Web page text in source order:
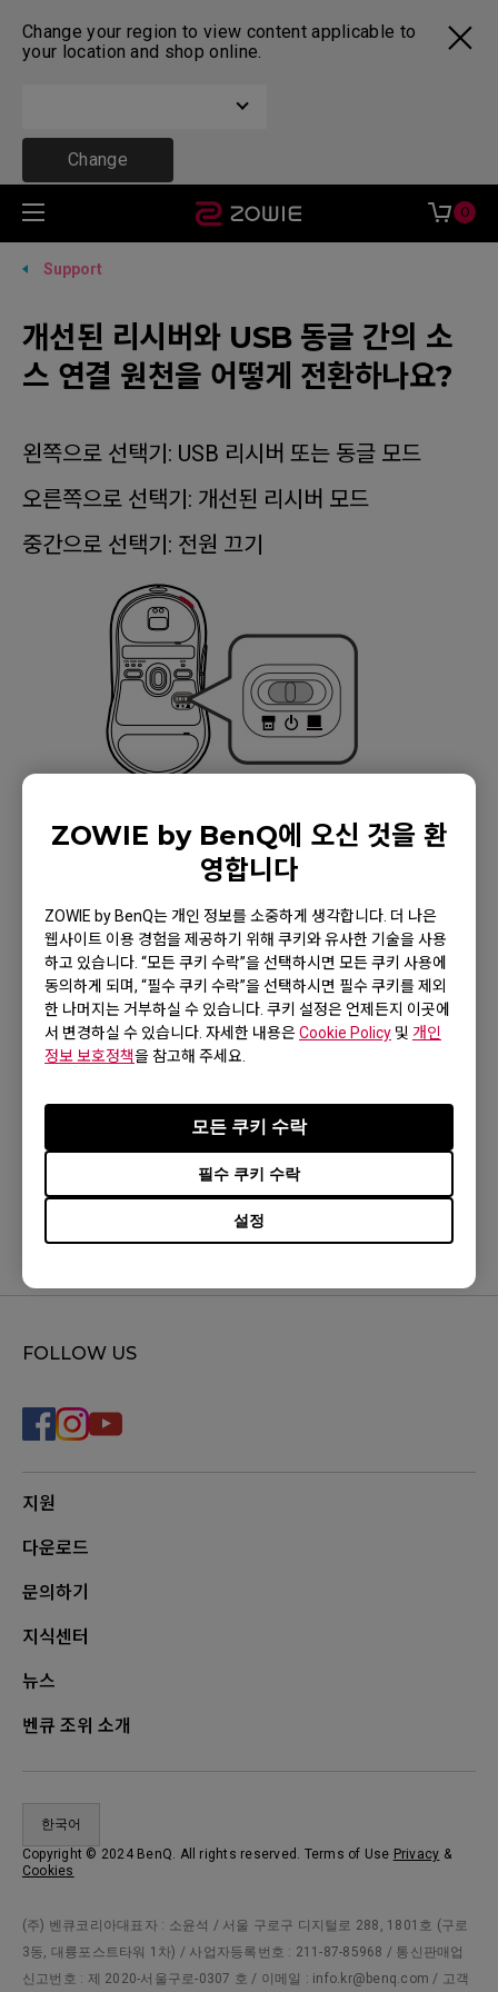
Change your region to view content applicable to
your location and shop online.
Change
ZOWIE by BenQ에 오신 것을 환
영합니다
ZOWIE by BenQ는 개인 정보를 소중하게 생각합니다. 더 나은
웹사이트 이용 경험을 제공하기 위해 쿠키와 유사한 기술을 사용
하고 있습니다. “모든 쿠키 수락”을 선택하시면 모든 쿠키 사용에
동의하게 되며, “필수 쿠키 수락”을 선택하시면 필수 쿠키를 제외
한 나머지는 거부하실 수 있습니다. 쿠키 설정은 언제든지 이곳에
서 변경하실 수 있습니다. 자세한 내용은Cookie Policy 및 개인
정보 보호정책을 참고해 주세요.
설정
필수 쿠키 수락
모든 쿠키 수락
0
Support
개선된 리시버와 USB 동글 간의 소
스 연결 원천을 어떻게 전환하나요?
왼쪽으로 선택기: USB 리시버 또는 동글 모드
오른쪽으로 선택기: 개선된 리시버 모드
중간으로 선택기: 전원 끄기
적용 모델
EC1-CW (L), EC2-CW (M), EC3-CW (S), U2
위 내용이 유용했나요?
FOLLOW US
지원
다운로드
문의하기
지식센터
뉴스
벤큐 조위 소개
Copyright © 2024 BenQ. All rights reserved. Terms of Use Privacy &
Cookies
한국어
(주) 벤큐코리아대표자 : 소윤석 / 서울 구로구 디지털로 288, 1801호 (구로
3동, 대륭포스트타워 1차) / 사업자등록번호 : 211-87-85968 / 통신판매업
신고번호 : 제 2020-서울구로-0307 호 / 이메일 : info.kr@benq.com / 고객